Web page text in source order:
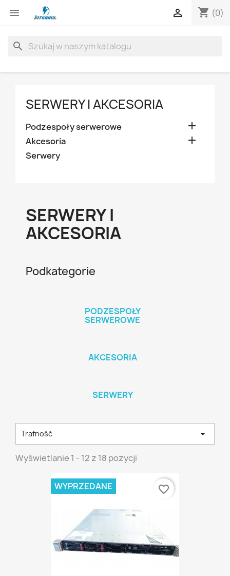
 shopping_cart (0)

search
SERWERY I AKCESORIA
Podzespoły serwerowe 
Akcesoria 
Serwery
SERWERY I
AKCESORIA
Podkategorie
PODZESPOŁY
SERWEROWE
AKCESORIA
SERWERY
Trafność 
Wyświetlanie 1 - 12 z 18 pozycji
WYPRZEDANE favorite_border